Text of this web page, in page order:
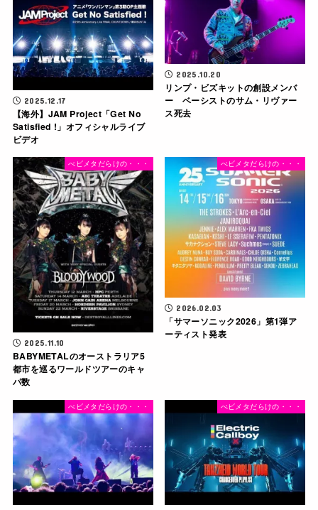
2025.12.17
【海外】JAM Project「Get No
Satisfied !」オフィシャルライブ
ビデオ
2025.10.20
リンプ・ビズキットの創設メンバ
ー ベーシストのサム・リヴァー
ス死去
べビメタだらけの・・・
2025.11.10
BABYMETALのオーストラリア5
都市を巡るワールドツアーのキャ
パ数
べビメタだらけの・・・
2026.02.03
「サマーソニック2026」第1弾ア
ーティスト発表
べビメタだらけの・・・ べビメタだらけの・・・